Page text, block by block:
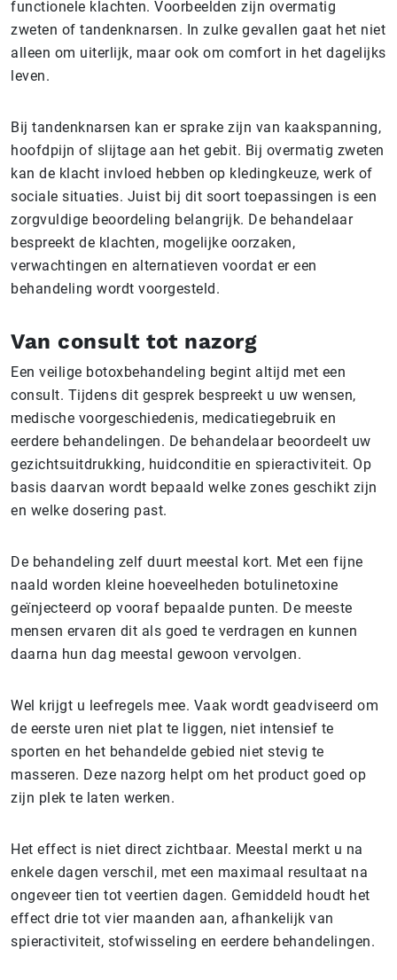
functionele klachten. Voorbeelden zijn overmatig
zweten of tandenknarsen. In zulke gevallen gaat het niet
alleen om uiterlijk, maar ook om comfort in het dagelijks
leven.
Bij tandenknarsen kan er sprake zijn van kaakspanning,
hoofdpijn of slijtage aan het gebit. Bij overmatig zweten
kan de klacht invloed hebben op kledingkeuze, werk of
sociale situaties. Juist bij dit soort toepassingen is een
zorgvuldige beoordeling belangrijk. De behandelaar
bespreekt de klachten, mogelijke oorzaken,
verwachtingen en alternatieven voordat er een
behandeling wordt voorgesteld.
Van consult tot nazorg
Een veilige botoxbehandeling begint altijd met een
consult. Tijdens dit gesprek bespreekt u uw wensen,
medische voorgeschiedenis, medicatiegebruik en
eerdere behandelingen. De behandelaar beoordeelt uw
gezichtsuitdrukking, huidconditie en spieractiviteit. Op
basis daarvan wordt bepaald welke zones geschikt zijn
en welke dosering past.
De behandeling zelf duurt meestal kort. Met een fijne
naald worden kleine hoeveelheden botulinetoxine
geïnjecteerd op vooraf bepaalde punten. De meeste
mensen ervaren dit als goed te verdragen en kunnen
daarna hun dag meestal gewoon vervolgen.
Wel krijgt u leefregels mee. Vaak wordt geadviseerd om
de eerste uren niet plat te liggen, niet intensief te
sporten en het behandelde gebied niet stevig te
masseren. Deze nazorg helpt om het product goed op
zijn plek te laten werken.
Het effect is niet direct zichtbaar. Meestal merkt u na
enkele dagen verschil, met een maximaal resultaat na
ongeveer tien tot veertien dagen. Gemiddeld houdt het
effect drie tot vier maanden aan, afhankelijk van
spieractiviteit, stofwisseling en eerdere behandelingen.